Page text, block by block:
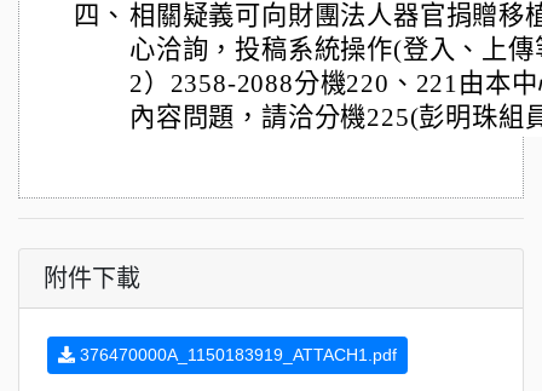
四、 相關疑義可向財團法人器官捐贈移
心洽詢，投稿系統操作(登入、上
2）2358-2088分機220、221由本
內容問題，請洽分機225(彭明珠組
附件下載
376470000A_1150183919_ATTACH1.pdf